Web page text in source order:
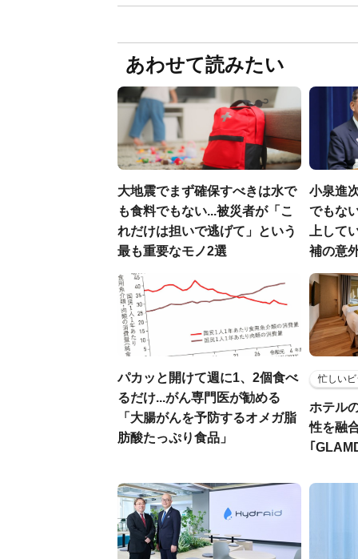
あわせて読みたい
大地震でまず確保すべきは水で
も食料でもない...被災者が「こ
れだけは担いで逃げて」という
最も重要なモノ2選
小泉進
でもな
上して
補の意
パカッと開けて週に1、2個食べ
るだけ...がん専門医が勧める
「大腸がんを予防するオメガ脂
肪酸たっぷり食品」
忙しい
ホテル
性を融
｢